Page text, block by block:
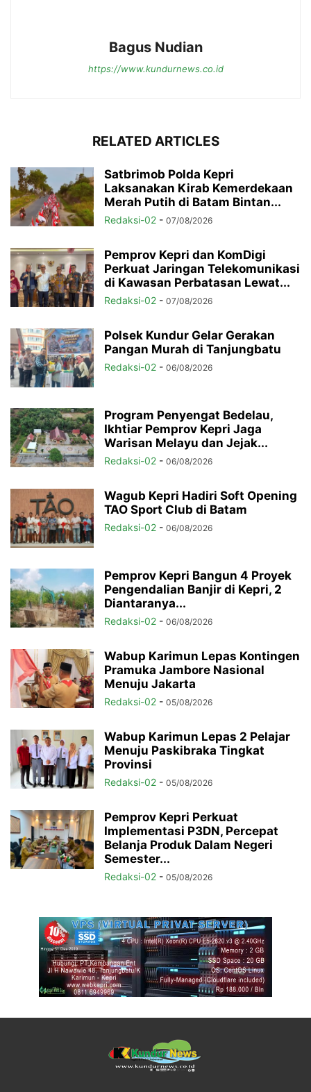
Bagus Nudian
https://www.kundurnews.co.id
RELATED ARTICLES
Satbrimob Polda Kepri
Laksanakan Kirab Kemerdekaan
Merah Putih di Batam Bintan...
Redaksi-02 - 07/08/2026
Pemprov Kepri dan KomDigi
Perkuat Jaringan Telekomunikasi
di Kawasan Perbatasan Lewat...
Redaksi-02 - 07/08/2026
Polsek Kundur Gelar Gerakan
Pangan Murah di Tanjungbatu
Redaksi-02 - 06/08/2026
Program Penyengat Bedelau,
Ikhtiar Pemprov Kepri Jaga
Warisan Melayu dan Jejak...
Redaksi-02 - 06/08/2026
Wagub Kepri Hadiri Soft Opening
TAO Sport Club di Batam
Redaksi-02 - 06/08/2026
Pemprov Kepri Bangun 4 Proyek
Pengendalian Banjir di Kepri, 2
Diantaranya...
Redaksi-02 - 06/08/2026
Wabup Karimun Lepas Kontingen
Pramuka Jambore Nasional
Menuju Jakarta
Redaksi-02 - 05/08/2026
Wabup Karimun Lepas 2 Pelajar
Menuju Paskibraka Tingkat
Provinsi
Redaksi-02 - 05/08/2026
Pemprov Kepri Perkuat
Implementasi P3DN, Percepat
Belanja Produk Dalam Negeri
Semester...
Redaksi-02 - 05/08/2026